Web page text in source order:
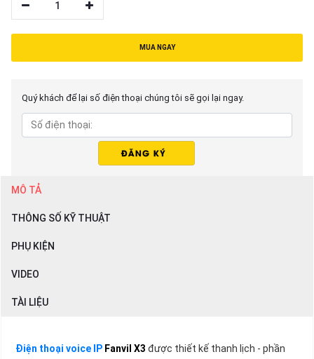
1
MUA NGAY
Quý khách để lại số điện thoại chúng tôi sẽ gọi lại ngay.
MÔ TẢ
THÔNG SỐ KỸ THUẬT
PHỤ KIỆN
VIDEO
TÀI LIỆU
Điện thoại voice IP Fanvil X3 được thiết kế thanh lịch - phần
English